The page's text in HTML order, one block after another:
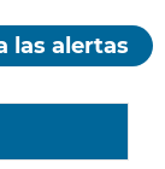
las alertas